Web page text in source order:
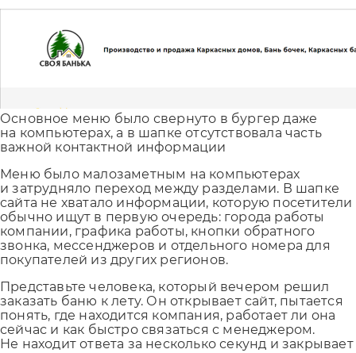
Основное меню было свернуто в бургер даже
на компьютерах, а в шапке отсутствовала часть
важной контактной информации
Меню было малозаметным на компьютерах
и затрудняло переход между разделами. В шапке
сайта не хватало информации, которую посетители
обычно ищут в первую очередь: города работы
компании, графика работы, кнопки обратного
звонка, мессенджеров и отдельного номера для
покупателей из других регионов.
Представьте человека, который вечером решил
заказать баню к лету. Он открывает сайт, пытается
понять, где находится компания, работает ли она
сейчас и как быстро связаться с менеджером.
Не находит ответа за несколько секунд и закрывает